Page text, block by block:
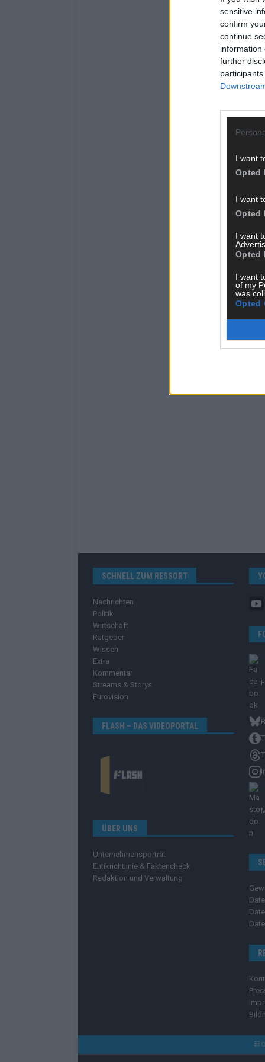
sensitive
confirm
continue
information
further
I want
Opted
I want
Opted
I want
Opted
I want
of my
was
Opted
SCHNELL ZUM RESSORT
Nachrichten
Politik
Wirtschaft
Ratgeber
Wissen
Extra
Kommentar
Streams & Storys
Eurovision
FLASH – DAS VIDEOPORTAL
ÜBER UNS
Unternehmensporträt
Ehtikrichtlinie & Faktencheck
Redaktion und Verwaltung